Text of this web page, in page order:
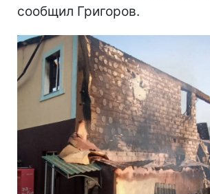
сообщил Григоров.